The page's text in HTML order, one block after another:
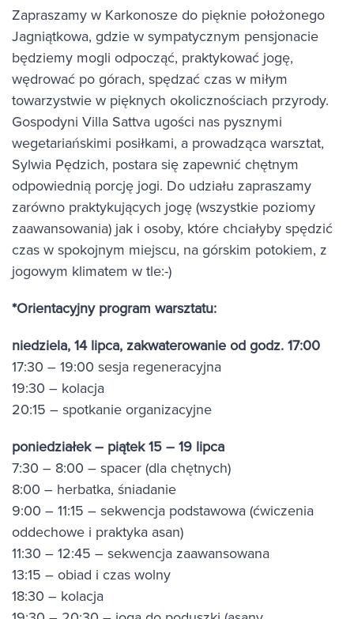
Zapraszamy w Karkonosze do pięknie położonego
Jagniątkowa, gdzie w sympatycznym pensjonacie
będziemy mogli odpocząć, praktykować jogę,
wędrować po górach, spędzać czas w miłym
towarzystwie w pięknych okolicznościach przyrody.
Gospodyni Villa Sattva ugości nas pysznymi
wegetariańskimi posiłkami, a prowadząca warsztat,
Sylwia Pędzich, postara się zapewnić chętnym
odpowiednią porcję jogi. Do udziału zapraszamy
zarówno praktykujących jogę (wszystkie poziomy
zaawansowania) jak i osoby, które chciałyby spędzić
czas w spokojnym miejscu, na górskim potokiem, z
jogowym klimatem w tle:-)
*Orientacyjny program warsztatu:
niedziela, 14 lipca, zakwaterowanie od godz. 17:00
17:30 – 19:00 sesja regeneracyjna
19:30 – kolacja
20:15 – spotkanie organizacyjne
poniedziałek – piątek 15 – 19 lipca
7:30 – 8:00 – spacer (dla chętnych)
8:00 – herbatka, śniadanie
9:00 – 11:15 – sekwencja podstawowa (ćwiczenia
oddechowe i praktyka asan)
11:30 – 12:45 – sekwencja zaawansowana
13:15 – obiad i czas wolny
18:30 – kolacja